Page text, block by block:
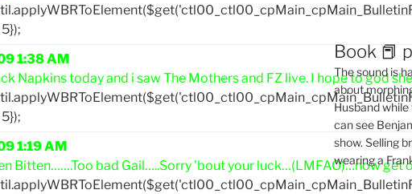
1:38 AM
Napkins today and i saw The Mothers and FZ live. I hope to god
1:19 AM
Bitten…….Too bad Gail…..Sorry 'bout your luck…(LMFAO)…now get
Book 📕
The sound is
about
Husband
can see
show. Selling
wearing a